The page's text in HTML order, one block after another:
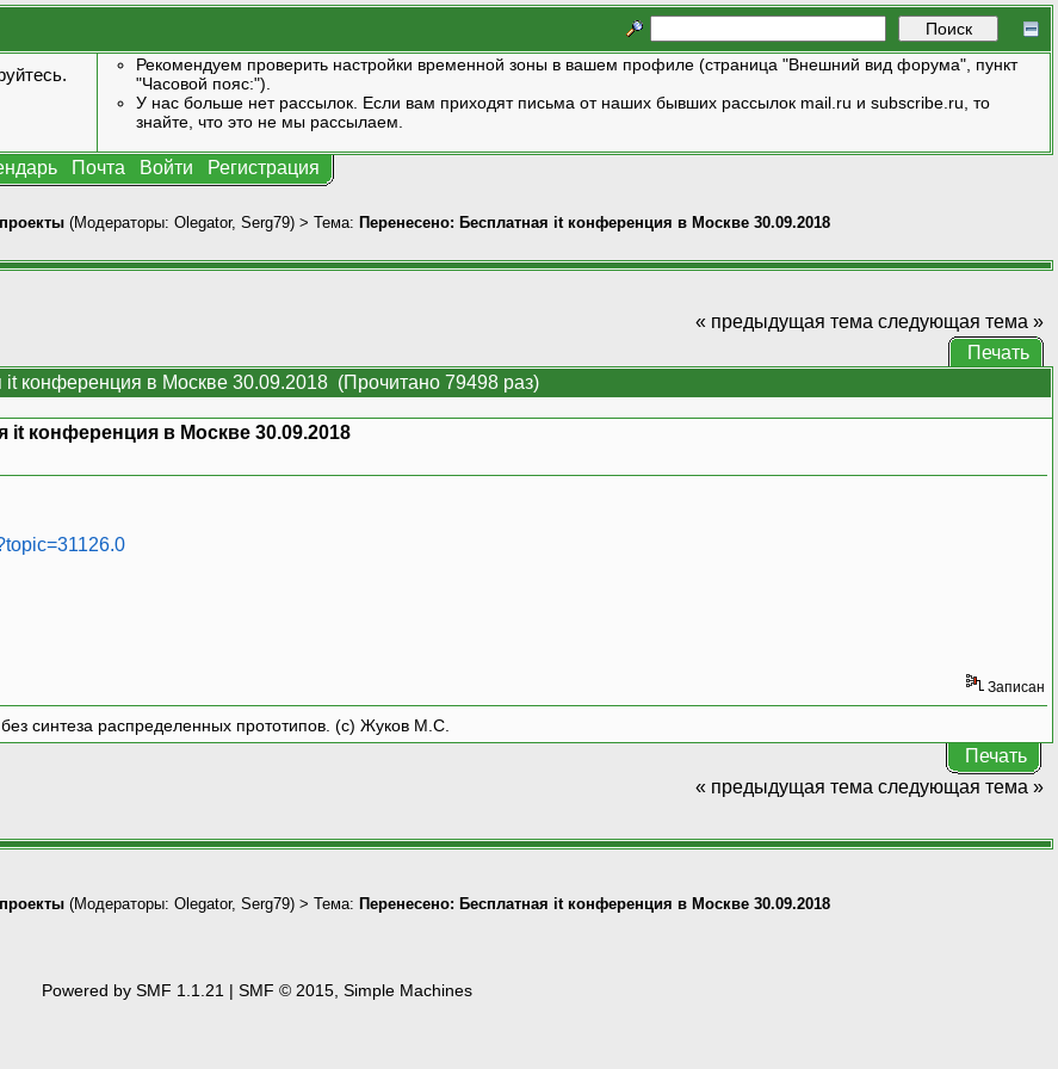
.
Рекомендуем проверить настройки временной зоны в вашем профиле (страница "Внешний вид форума", пункт
"Часовой пояс:").
У нас больше нет рассылок. Если вам приходят письма от наших бывших рассылок mail.ru и subscribe.ru, то
знайте, что это не мы рассылаем.
Почта Войти Регистрация
(Модераторы: Olegator, Serg79) > Тема: Перенесено: Бесплатная it конференция в Москве 30.09.2018
« предыдущая тема следующая тема »
Печать
конференция в Москве 30.09.2018 (Прочитано 79498 раз)
it конференция в Москве 30.09.2018
Записан
синтеза распределенных прототипов. (с) Жуков М.С.
Печать
« предыдущая тема следующая тема »
(Модераторы: Olegator, Serg79) > Тема: Перенесено: Бесплатная it конференция в Москве 30.09.2018
Powered by SMF 1.1.21 | SMF © 2015, Simple Machines